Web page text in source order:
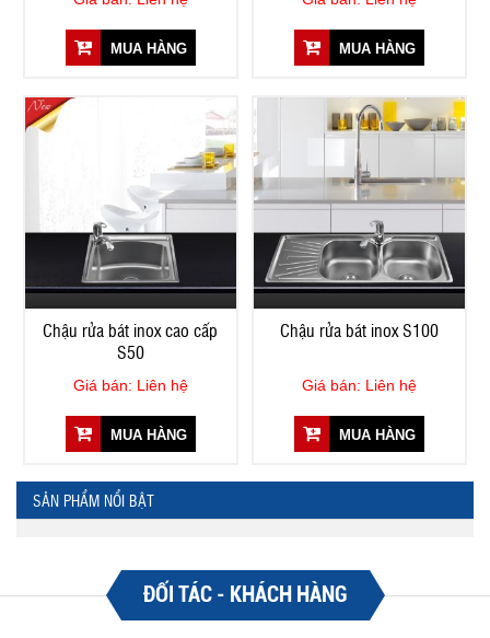
MUA HÀNG MUA HÀNG
Chậu rửa bát inox cao cấp
S50
Giá bán: Liên hệ
MUA HÀNG
Chậu rửa bát inox S100
Giá bán: Liên hệ
MUA HÀNG
SẢN PHẨM NỔI BẬT
ĐỐI TÁC - KHÁCH HÀNG